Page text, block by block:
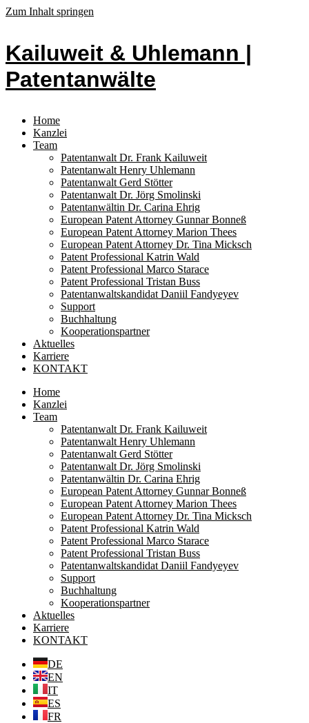
Zum Inhalt springen
Kailuweit & Uhlemann |
Patentanwälte
Home
Kanzlei
Team
Patentanwalt Dr. Frank Kailuweit
Patentanwalt Henry Uhlemann
Patentanwalt Gerd Stötter
Patentanwalt Dr. Jörg Smolinski
Patentanwältin Dr. Carina Ehrig
European Patent Attorney Gunnar Bonneß
European Patent Attorney Marion Thees
European Patent Attorney Dr. Tina Micksch
Patent Professional Katrin Wald
Patent Professional Marco Starace
Patent Professional Tristan Buss
Patentanwaltskandidat Daniil Fandyeyev
Support
Buchhaltung
Kooperationspartner
Aktuelles
Karriere
KONTAKT
Home
Kanzlei
Team
Patentanwalt Dr. Frank Kailuweit
Patentanwalt Henry Uhlemann
Patentanwalt Gerd Stötter
Patentanwalt Dr. Jörg Smolinski
Patentanwältin Dr. Carina Ehrig
European Patent Attorney Gunnar Bonneß
European Patent Attorney Marion Thees
European Patent Attorney Dr. Tina Micksch
Patent Professional Katrin Wald
Patent Professional Marco Starace
Patent Professional Tristan Buss
Patentanwaltskandidat Daniil Fandyeyev
Support
Buchhaltung
Kooperationspartner
Aktuelles
Karriere
KONTAKT
DE
EN
IT
ES
FR